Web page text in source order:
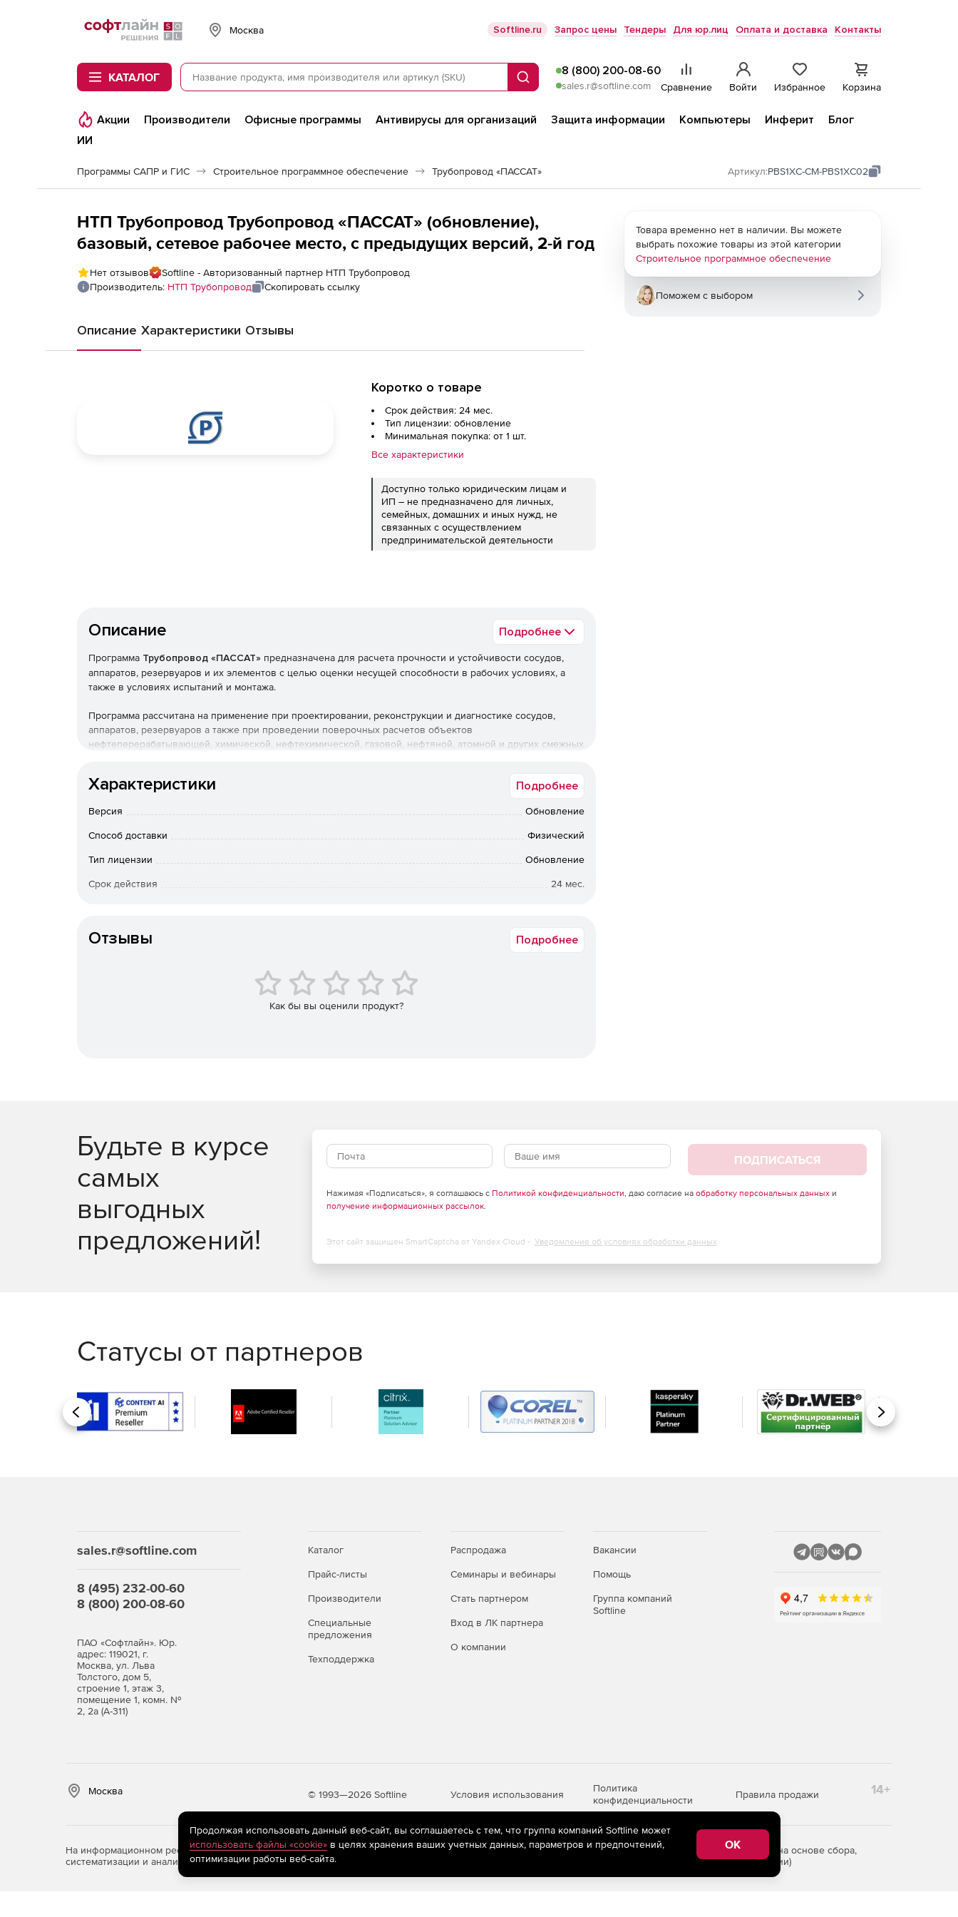
Softline
Москва Softline.ru Запрос цены Тендеры Для юр.лиц Оплата и доставка Контакты
КАТАЛОГ Поиск
8 (800) 200-08-60
sales.r@softline.com Сравнение Войти Избранное Корзина
Акции Производители Офисные программы Антивирусы для организаций Защита информации Компьютеры Инферит
Блог
ИИ
Программы САПР и ГИС Строительное программное обеспечение Трубопровод «ПАССАТ» Артикул:PBS1XC-CM-PBS1XC02
НТП Трубопровод Трубопровод «ПАССАТ» (обновление),
базовый, сетевое рабочее место, с предыдущих версий, 2-й год
Нет отзывов
Softline - Авторизованный партнер НТП Трубопровод
Производитель: НТП Трубопровод Скопировать ссылку
Описание Характеристики Отзывы
Коротко о товаре
Срок действия: 24 мес.
Тип лицензии: обновление
Минимальная покупка: от 1 шт.
Все характеристики
Доступно только юридическим лицам и
ИП – не предназначено для личных,
семейных, домашних и иных нужд, не
связанных с осуществлением
предпринимательской деятельности
Описание Подробнее
Программа Трубопровод «ПАССАТ» предназначена для расчета прочности и устойчивости сосудов,
аппаратов, резервуаров и их элементов с целью оценки несущей способности в рабочих условиях, а
также в условиях испытаний и монтажа.
Программа рассчитана на применение при проектировании, реконструкции и диагностике сосудов,
аппаратов, резервуаров а также при проведении поверочных расчетов объектов
нефтеперерабатывающей, химической, нефтехимической, газовой, нефтяной, атомной и других смежных
ПАССАТ позволяет рассчитывать различные виды оборудования:
Расчет прочности и устойчивости горизонтальных и вертикальных сосудов и аппаратов по
В базовый модуль включены расчеты элементов сосудов высокого давления (ГОСТ Р 54522, ГОСТ
Расчет на прочность и устойчивость аппаратов колонного типа с учетом ветровых нагрузок и
сейсмических воздействий доступен с помощью модуля «ПАССАТ-Сейсмика» на основе СТО-
СА-03.003-2009, ГОСТ Р 55722-2013, ГОСТ 34283-2017.
Расчет вертикальных стальных цилиндрических резервуаров проводится с использованием модуля
«ПАССАТ-Резервуары» на основе СТО–СА–03–002–2011, ГОСТ 31385-2016.
Характеристики Подробнее
Версия Обновление
Способ доставки Физический
Тип лицензии Обновление
Срок действия 24 мес.
Особенности доставки
вопросам приобретения предыдущих коробочных версий обращайтесь к
менеджерам Softline.
Отзывы Подробнее
Как бы вы оценили продукт?
Товара временно нет в наличии. Вы можете
выбрать похожие товары из этой категории
Строительное программное обеспечение
Поможем с выбором
Будьте в курсе
самых
выгодных
предложений!
ПОДПИСАТЬСЯ
Нажимая «Подписаться», я соглашаюсь с Политикой конфиденциальности, даю согласие на обработку персональных данныхи
получение информационных рассылок.
Этот сайт защищен SmartCaptcha от Yandex Cloud - Уведомление об условиях обработки данных
Статусы от партнеров
Назад Вперед
sales.r@softline.com
8 (495) 232-00-60
8 (800) 200-08-60
ПАО «Софтлайн». Юр.
адрес: 119021, г.
Москва, ул. Льва
Толстого, дом 5,
строение 1, этаж 3,
помещение 1, комн. №
2, 2а (А-311)
Каталог
Прайс-листы
Производители
Специальные
предложения
Техподдержка
Распродажа
Семинары и вебинары
Стать партнером
Вход в ЛК партнера
О компании
Вакансии
Помощь
Группа компаний
Softline
Москва © 1993—2026 Softline Условия использования
Политика
конфиденциальности
Правила продажи 14+
На информационном ресурсе store.softline.ru применяютсярекомендательные технологии (информационные технологии предоставления информации на основе сбора,
систематизации и анализа сведений, относящихся к предпочтениям пользователей сети «Интернет», находящихся на территории Российской Федерации)
Продолжая использовать данный веб-сайт, вы соглашаетесь с тем, что группа компаний Softline может
использовать файлы «cookie»в целях хранения ваших учетных данных, параметров и предпочтений,
оптимизации работы веб-сайта.
OK